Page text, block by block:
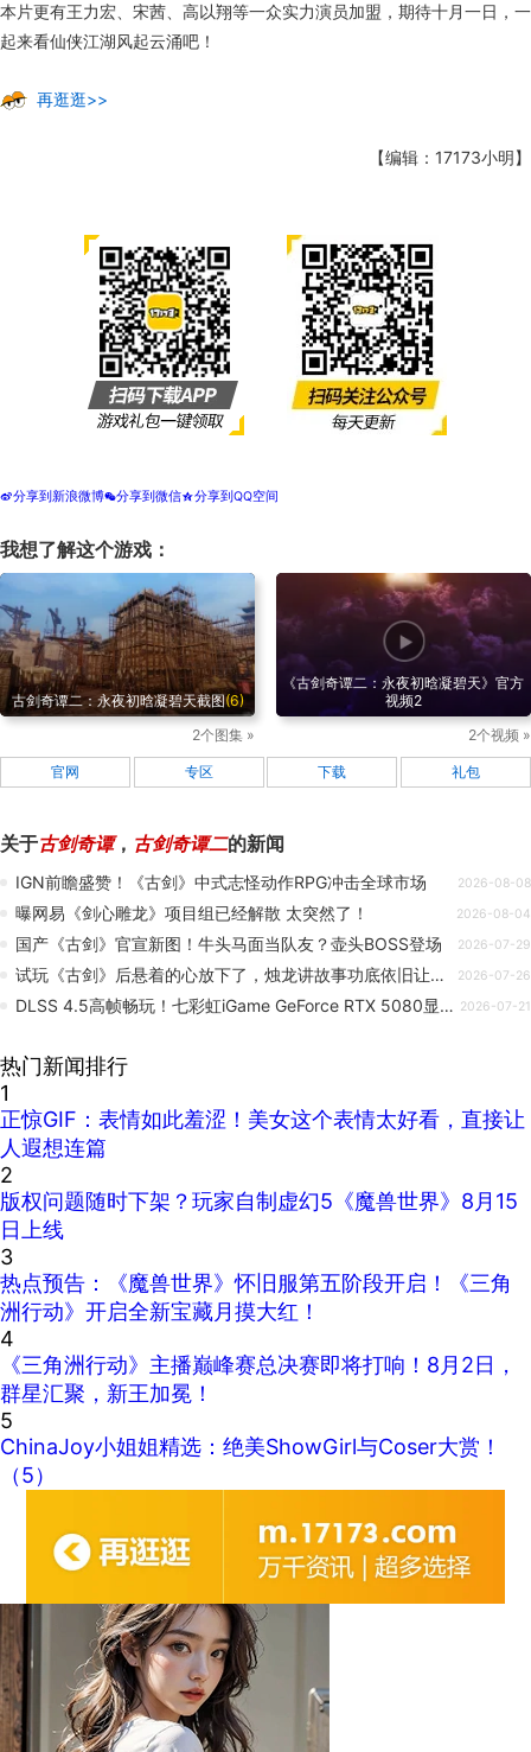
本片更有王力宏、宋茜、高以翔等一众实力演员加盟，期待十月一日，一
起来看仙侠江湖风起云涌吧！
再逛逛>>
【编辑：17173小明】
t分享到新浪微博w分享到微信z分享到QQ空间
我想了解这个游戏：
古剑奇谭二：永夜初晗凝碧天截图(6)
2个图集 »
《古剑奇谭二：永夜初晗凝碧天》官方
视频2
2个视频 »
官网 专区 下载 礼包
关于古剑奇谭， 古剑奇谭二的新闻
IGN前瞻盛赞！《古剑》中式志怪动作RPG冲击全球市场 2026-08-08
曝网易《剑心雕龙》项目组已经解散 太突然了！ 2026-08-04
国产《古剑》官宣新图！牛头马面当队友？壶头BOSS登场 2026-07-29
试玩《古剑》后悬着的心放下了，烛龙讲故事功底依旧让人放心 2026-07-26
DLSS 4.5高帧畅玩！七彩虹iGame GeForce RTX 5080显卡助力《古剑》试玩会 2026-07-21
热门新闻排行
1
正惊GIF：表情如此羞涩！美女这个表情太好看，直接让
人遐想连篇
2
版权问题随时下架？玩家自制虚幻5《魔兽世界》8月15
日上线
3
热点预告：《魔兽世界》怀旧服第五阶段开启！《三角
洲行动》开启全新宝藏月摸大红！
4
《三角洲行动》主播巅峰赛总决赛即将打响！8月2日，
群星汇聚，新王加冕！
5
ChinaJoy小姐姐精选：绝美ShowGirl与Coser大赏！
（5）